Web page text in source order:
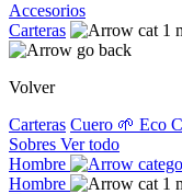
Accesorios
Carteras
Volver
Carteras Cuero 🌱 Eco
Sobres Ver todo
Hombre
Hombre